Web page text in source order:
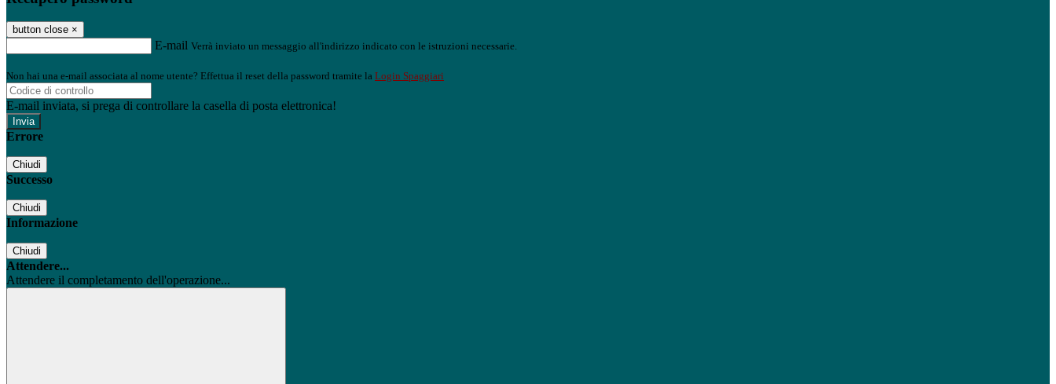
button close ×
E-mail Verrà inviato un messaggio all'indirizzo indicato con le istruzioni necessarie.
Non hai una e-mail associata al nome utente? Effettua il reset della password tramite la Login Spaggiari
E-mail inviata, si prega di controllare la casella di posta elettronica!
Errore
Chiudi
Successo
Chiudi
Informazione
Chiudi
Attendere...
Attendere il completamento dell'operazione...